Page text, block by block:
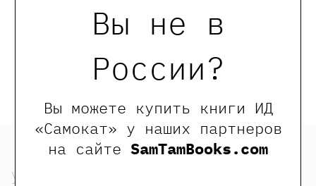
Вы не в
России?
Вы можете купить книги ИД
«Самокат» у наших партнеров
на сайте SamTamBooks.com
Оставить отзыв
оставлять только зарегистрированные пользователи
сайта
узнать